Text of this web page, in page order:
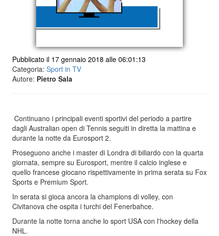
Pubblicato il 17 gennaio 2018 alle 06:01:13
Categoria: Sport in TV
Autore: Pietro Sala
Continuano i principali eventi sportivi del periodo a partire
dagli Australian open di Tennis seguiti in diretta la mattina e
durante la notte da Eurosport 2.
Proseguono anche i master di Londra di biliardo con la quarta
giornata, sempre su Eurosport, mentre il calcio inglese e
quello francese giocano rispettivamente in prima serata su Fox
Sports e Premium Sport.
In serata si gioca ancora la champions di volley, con
Civitanova che ospita i turchi del Fenerbahce.
Durante la notte torna anche lo sport USA con l'hockey della
NHL.